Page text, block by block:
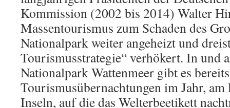
Kommission (2002 bis 2014) Walter
Massentourismus zum Schaden des
Nationalpark weiter angeheizt und
Tourismusstrategie“ verhökert. In und
Nationalpark Wattenmeer gibt es
Tourismusübernachtungen im Jahr, am
Inseln, auf die das Welterbeetikett